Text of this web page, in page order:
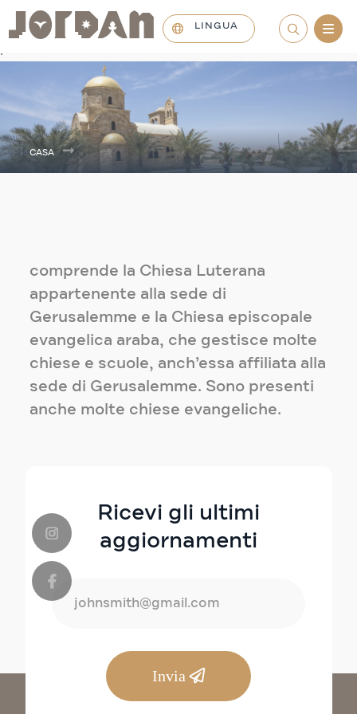
.
LINGUA
CASA
comprende la Chiesa Luterana
appartenente alla sede di
Gerusalemme e la Chiesa episcopale
evangelica araba, che gestisce molte
chiese e scuole, anch’essa affiliata alla
sede di Gerusalemme. Sono presenti
anche molte chiese evangeliche.
Ricevi gli ultimi
aggiornamenti
Invia